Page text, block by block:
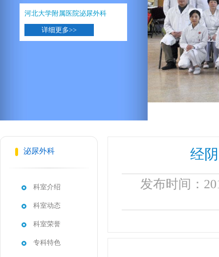
河北大学附属医院泌尿外科
详细更多>>
泌尿外科
科室介绍
科室动态
科室荣誉
专科特色
经
发布时间